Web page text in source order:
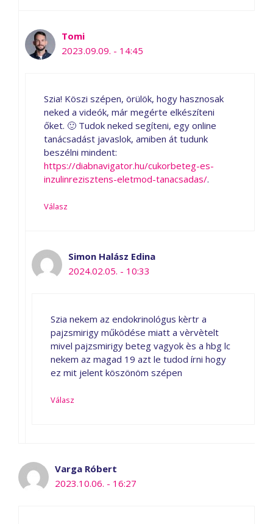
Tomi
2023.09.09. - 14:45
Szia! Köszi szépen, örülök, hogy hasznosak
neked a videók, már megérte elkészíteni
őket. 🙂 Tudok neked segíteni, egy online
tanácsadást javaslok, amiben át tudunk
beszélni mindent:
https://diabnavigator.hu/cukorbeteg-es-
inzulinrezisztens-eletmod-tanacsadas/.
Válasz
Simon Halász Edina
2024.02.05. - 10:33
Szia nekem az endokrinológus kèrtr a
pajzsmirigy működése miatt a vèrvètelt
mivel pajzsmirigy beteg vagyok ès a hbg lc
nekem az magad 19 azt le tudod írni hogy
ez mit jelent köszönöm szépen
Válasz
Varga Róbert
2023.10.06. - 16:27